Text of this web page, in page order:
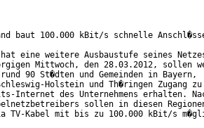
baut 100.000 kBit/s schnelle
hat eine weitere Ausbaustufe seines
Mittwoch, den 28.03.2012, sollen
90 St�dten und Gemeinden in Bayern,
Holstein und Th�ringen Zugang zu
Internet des Unternehmens erhalten.
sollen in diesen
TV-Kabel mit bis zu 100.000 kBit/s